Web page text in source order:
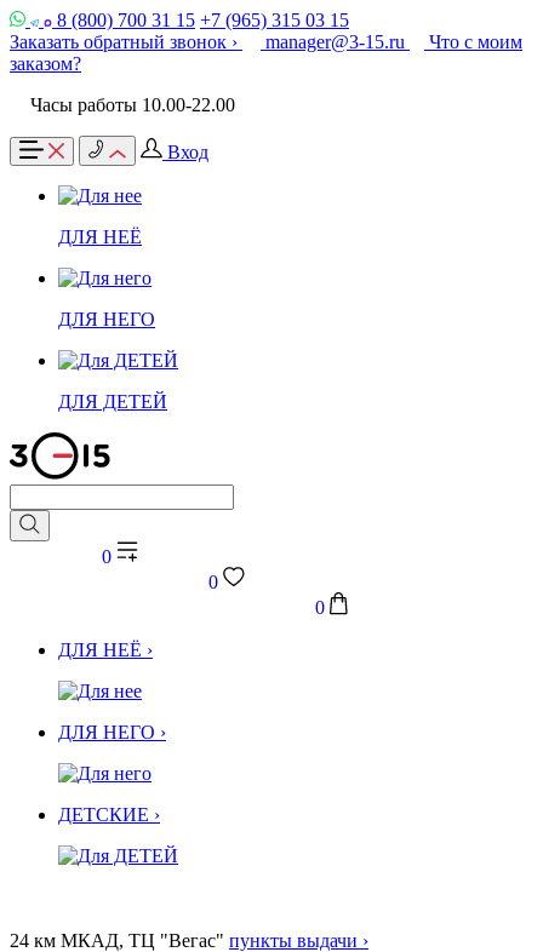
8 (800) 700 31 15 +7 (965) 315 03 15
Заказать обратный звонок ›
manager@3-15.ru
Что с моим
заказом?
Часы работы 10.00-22.00
Вход
ДЛЯ НЕЁ
ДЛЯ НЕГО
ДЛЯ ДЕТЕЙ
0
0
0
ДЛЯ НЕЁ ›
ДЛЯ НЕГО ›
ДЕТСКИЕ ›
24 км МКАД, ТЦ "Вегас" пункты выдачи ›